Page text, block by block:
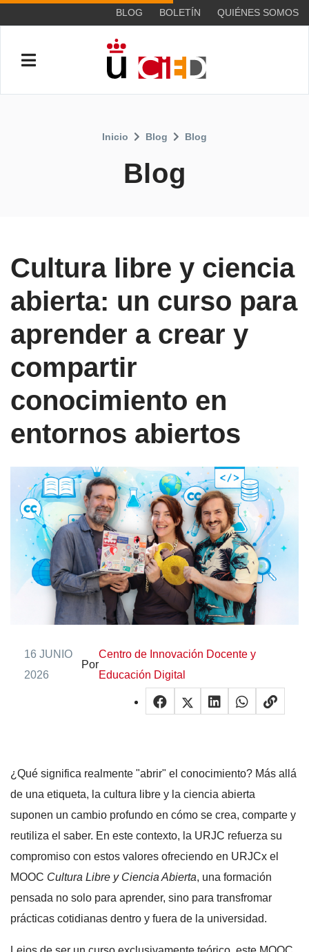
BLOG BOLETÍN QUIÉNES SOMOS
Blog
Inicio Blog Blog
Cultura libre y ciencia
abierta: un curso para
aprender a crear y
compartir
conocimiento en
entornos abiertos
16 JUNIO
2026
Por
Centro de Innovación Docente y
Educación Digital
¿Qué significa realmente "abrir" el conocimiento? Más allá
de una etiqueta, la cultura libre y la ciencia abierta
suponen un cambio profundo en cómo se crea, comparte y
reutiliza el saber. En este contexto, la URJC refuerza su
compromiso con estos valores ofreciendo en URJCx el
MOOC Cultura Libre y Ciencia Abierta, una formación
pensada no solo para aprender, sino para transfromar
prácticas cotidianas dentro y fuera de la universidad.